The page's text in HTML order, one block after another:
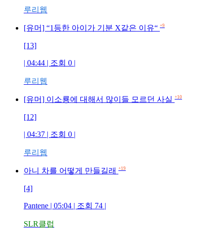
루리웹
[유머] “1등한 아이가 기분 X같은 이유“ +9
[13]
| 04:44 | 조회 0 |
루리웹
[유머] 이소룡에 대해서 많이들 모르던 사실 +10
[12]
| 04:37 | 조회 0 |
루리웹
아니 차를 어떻게 만들길래 +19
[4]
Pantene | 05:04 | 조회 74 |
SLR클럽